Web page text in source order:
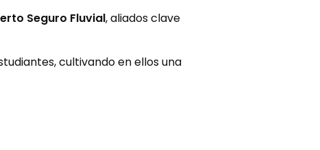
Seguro Fluvial, aliados clave
cultivando en ellos una